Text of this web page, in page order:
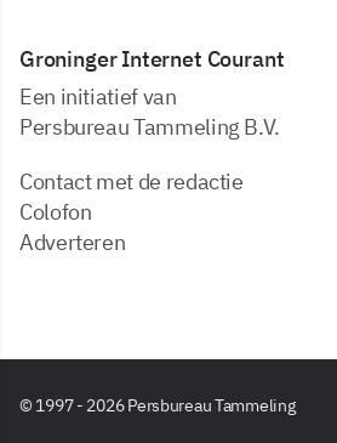
Groninger Internet Courant
Een initiatief van
Persbureau Tammeling B.V.
Contact met de redactie
Colofon
Adverteren
© 1997 - 2026 Persbureau Tammeling